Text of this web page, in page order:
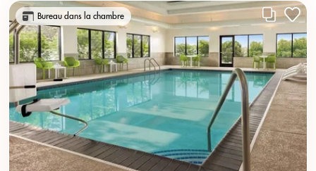
Bureau dans la chambre